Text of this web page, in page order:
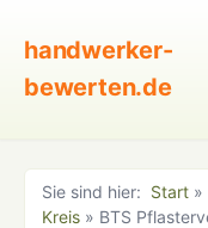
handwerker-
bewerten.de
Sie sind hier: Start »
Kreis » BTS